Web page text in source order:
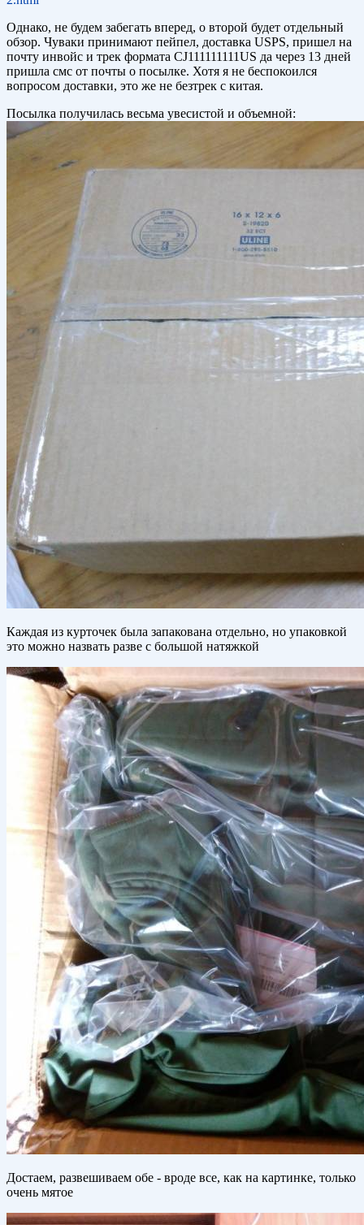
Однако, не будем забегать вперед, о второй будет отдельный
обзор. Чуваки принимают пейпел, доставка USPS, пришел на
почту инвойс и трек формата CJ111111111US да через 13 дней
пришла смс от почты о посылке. Хотя я не беспокоился
вопросом доставки, это же не безтрек с китая.
Посылка получилась весьма увесистой и объемной:
Каждая из курточек была запакована отдельно, но упаковкой
это можно назвать разве с большой натяжкой
Достаем, развешиваем обе - вроде все, как на картинке, только
очень мятое